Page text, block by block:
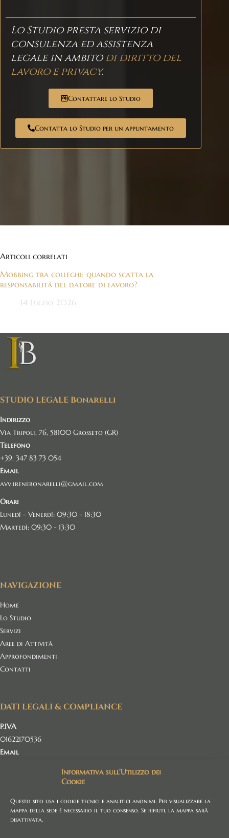
Informativa sull'Utilizzo dei
Cookie
Questo sito usa i cookie tecnici e analitici anonimi. Per visualizzare la
mappa della sede è necessario il tuo consenso. Se rifiuti, la mappa sarà
disattivata.
Lo Studio presta servizio di
consulenza ed assistenza
legale in ambitodi diritto del
lavoro e privacy.
Contattare lo Studio
Contatta lo Studio per un appuntamento
Articoli correlati
Mobbing tra colleghi: quando scatta la
responsabilità del datore di lavoro?
14 Luglio 2026
STUDIO LEGALE Bonarelli
Indirizzo
Via Tripoli, 76, 58100 Grosseto (GR)
Telefono
+39. 347 83 73 054
Email
avv.irenebonarelli@gmail.com
Orari
Lunedì - Venerdì: 09:30 - 18:30
Martedì: 09:30 - 13:30
NAVIGAZIONE
Home
Lo Studio
Servizi
Aree di Attività
Approfondimenti
Contatti
DATI LEGALI & COMPLIANCE
P.IVA
01622170536
Email
Polizza Professionale
Generali Italia S.P.A n. 440108577